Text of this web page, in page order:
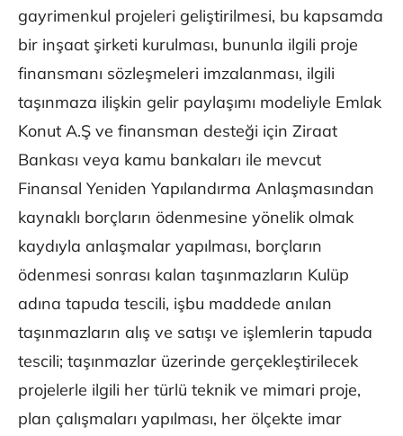
gayrimenkul projeleri geliştirilmesi, bu kapsamda
bir inşaat şirketi kurulması, bununla ilgili proje
finansmanı sözleşmeleri imzalanması, ilgili
taşınmaza ilişkin gelir paylaşımı modeliyle Emlak
Konut A.Ş ve finansman desteği için Ziraat
Bankası veya kamu bankaları ile mevcut
Finansal Yeniden Yapılandırma Anlaşmasından
kaynaklı borçların ödenmesine yönelik olmak
kaydıyla anlaşmalar yapılması, borçların
ödenmesi sonrası kalan taşınmazların Kulüp
adına tapuda tescili, işbu maddede anılan
taşınmazların alış ve satışı ve işlemlerin tapuda
tescili; taşınmazlar üzerinde gerçekleştirilecek
projelerle ilgili her türlü teknik ve mimari proje,
plan çalışmaları yapılması, her ölçekte imar